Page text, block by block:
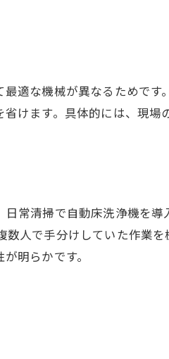
化
適な機械が異なるためです
けます。具体的には、現場
常清掃で自動床洗浄機を導
人で手分けしていた作業を
明らかです。